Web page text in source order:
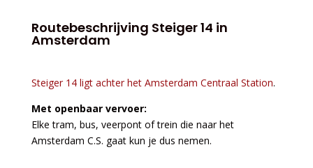
Routebeschrijving Steiger 14 in
Amsterdam
Steiger 14 ligt achter het Amsterdam Centraal Station.
Met openbaar vervoer:
Elke tram, bus, veerpont of trein die naar het
Amsterdam C.S. gaat kun je dus nemen.